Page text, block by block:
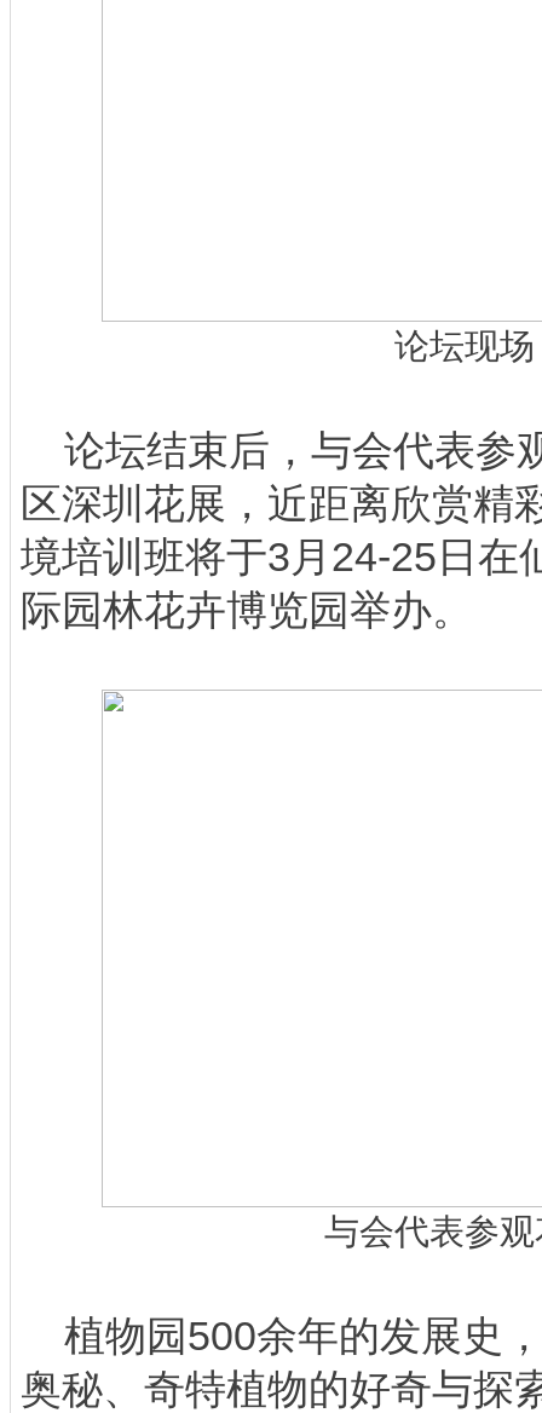
论坛现场
论坛结束后，与会代表参
区深圳花展，近距离欣赏精
境培训班将于3月24-25日在
际园林花卉博览园举办。
与会代表参
植物园500余年的发展史
奥秘、奇特植物的好奇与探